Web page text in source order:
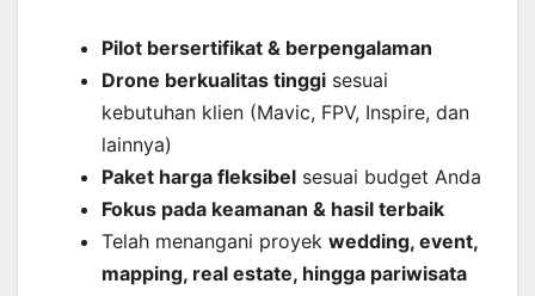
Pilot bersertifikat & berpengalaman
Drone berkualitas tinggi sesuai
kebutuhan klien (Mavic, FPV, Inspire, dan
lainnya)
Paket harga fleksibel sesuai budget Anda
Fokus pada keamanan & hasil terbaik
Telah menangani proyek wedding, event,
mapping, real estate, hingga pariwisata